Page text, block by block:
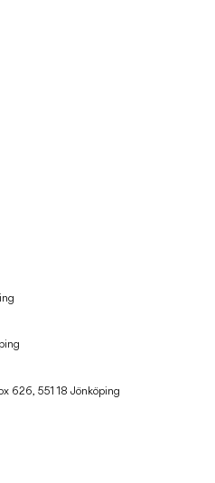
626, 551 18 Jönköping